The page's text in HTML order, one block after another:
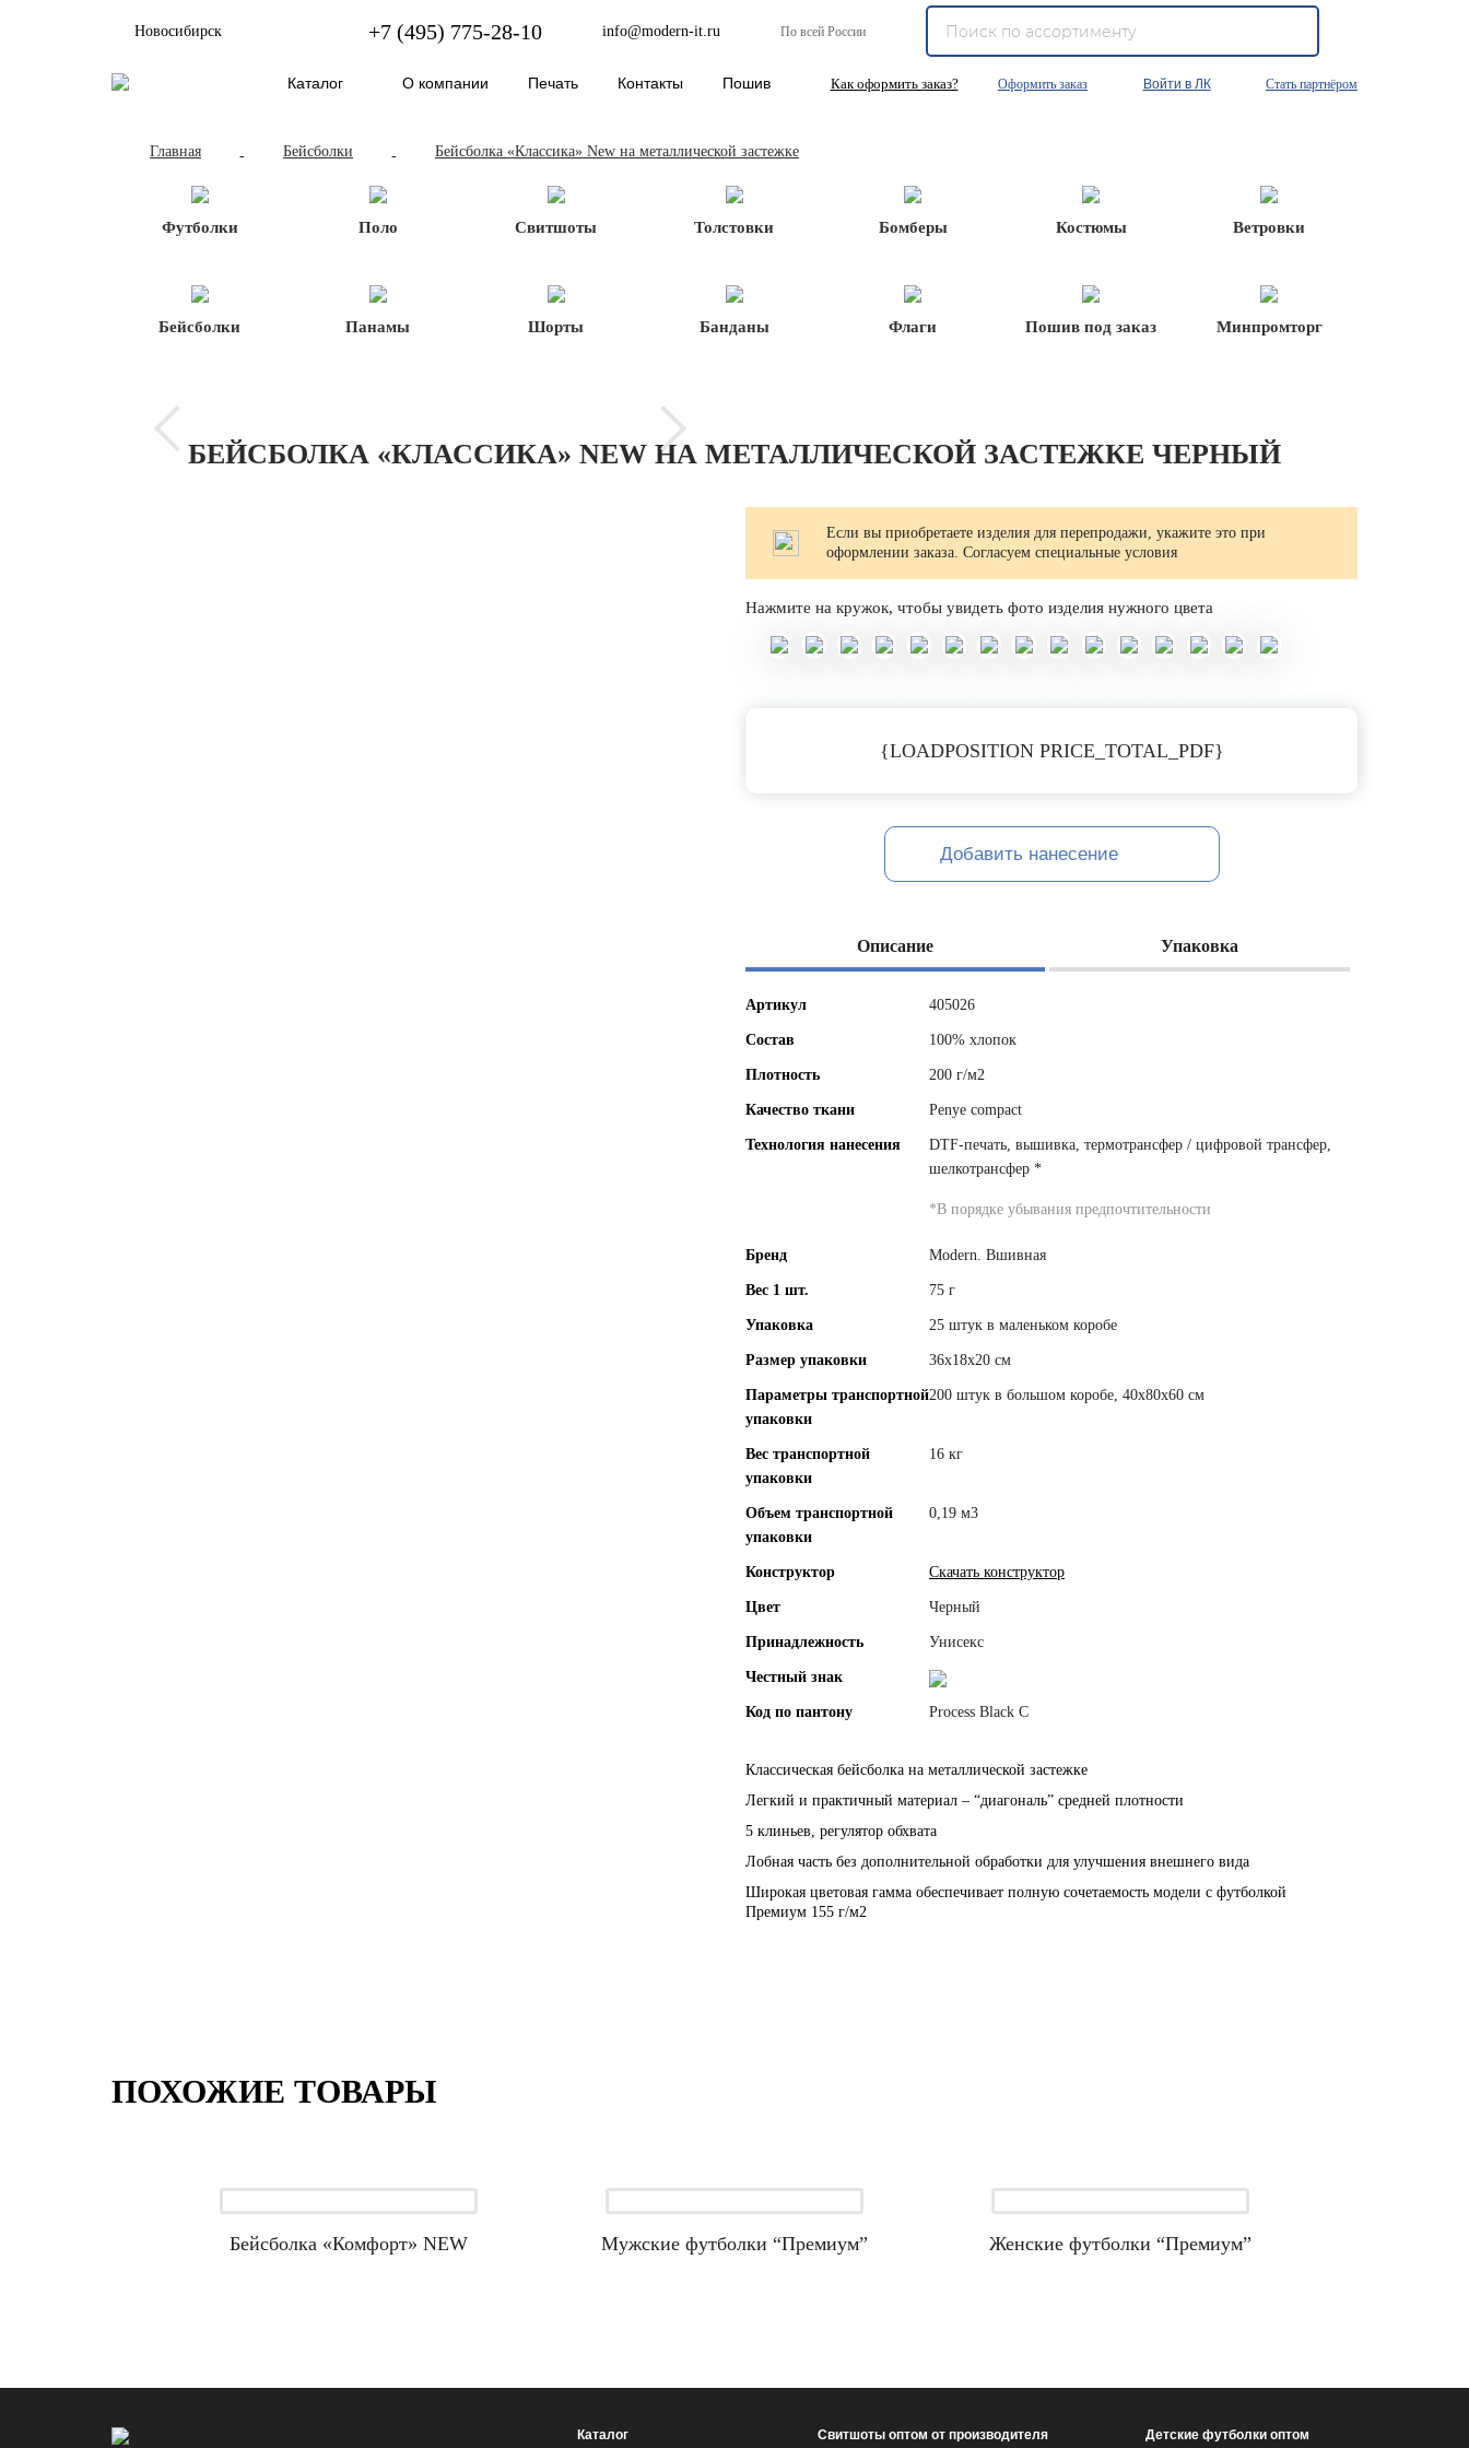
Новосибирск +7 (495) 775-28-10 info@modern-it.ru По всей России
Каталог О компании Печать Контакты Пошив Как оформить заказ? Оформить заказ Войти в ЛК Стать партнёром
Главная - Бейсболки - Бейсболка «Классика» New на металлической застежке
Футболки Поло Свитшоты Толстовки Бомберы Костюмы Ветровки
Бейсболки Панамы Шорты Банданы Флаги Пошив под заказ Минпромторг
БЕЙСБОЛКА «КЛАССИКА» NEW НА МЕТАЛЛИЧЕСКОЙ ЗАСТЕЖКЕ ЧЕРНЫЙ
Если вы приобретаете изделия для перепродажи, укажите это при
оформлении заказа. Согласуем специальные условия
Нажмите на кружок, чтобы увидеть фото изделия нужного цвета
{LOADPOSITION PRICE_TOTAL_PDF}
Добавить нанесение
Описание Упаковка
Артикул 405026
Состав 100% хлопок
Плотность 200 г/м2
Качество ткани Penye compact
Технология нанесения
DTF-печать, вышивка, термотрансфер / цифровой трансфер,
шелкотрансфер *
*В порядке убывания предпочтительности
Бренд Modern. Вшивная
Вес 1 шт. 75 г
Упаковка 25 штук в маленьком коробе
Размер упаковки 36х18х20 см
Параметры транспортной
упаковки
200 штук в большом коробе, 40x80x60 см
Вес транспортной
упаковки
16 кг
Объем транспортной
упаковки
0,19 м3
Конструктор Скачать конструктор
Цвет Черный
Принадлежность Унисекс
Честный знак
Код по пантону Process Black C
Классическая бейсболка на металлической застежке
Легкий и практичный материал – “диагональ” средней плотности
5 клиньев, регулятор обхвата
Лобная часть без дополнительной обработки для улучшения внешнего вида
Широкая цветовая гамма обеспечивает полную сочетаемость модели с футболкой
Премиум 155 г/м2
ПОХОЖИЕ ТОВАРЫ
Бейсболка «Комфорт» NEW Мужские футболки “Премиум” Женские футболки “Премиум”
Каталог Свитшоты оптом от производителя Детские футболки оптом